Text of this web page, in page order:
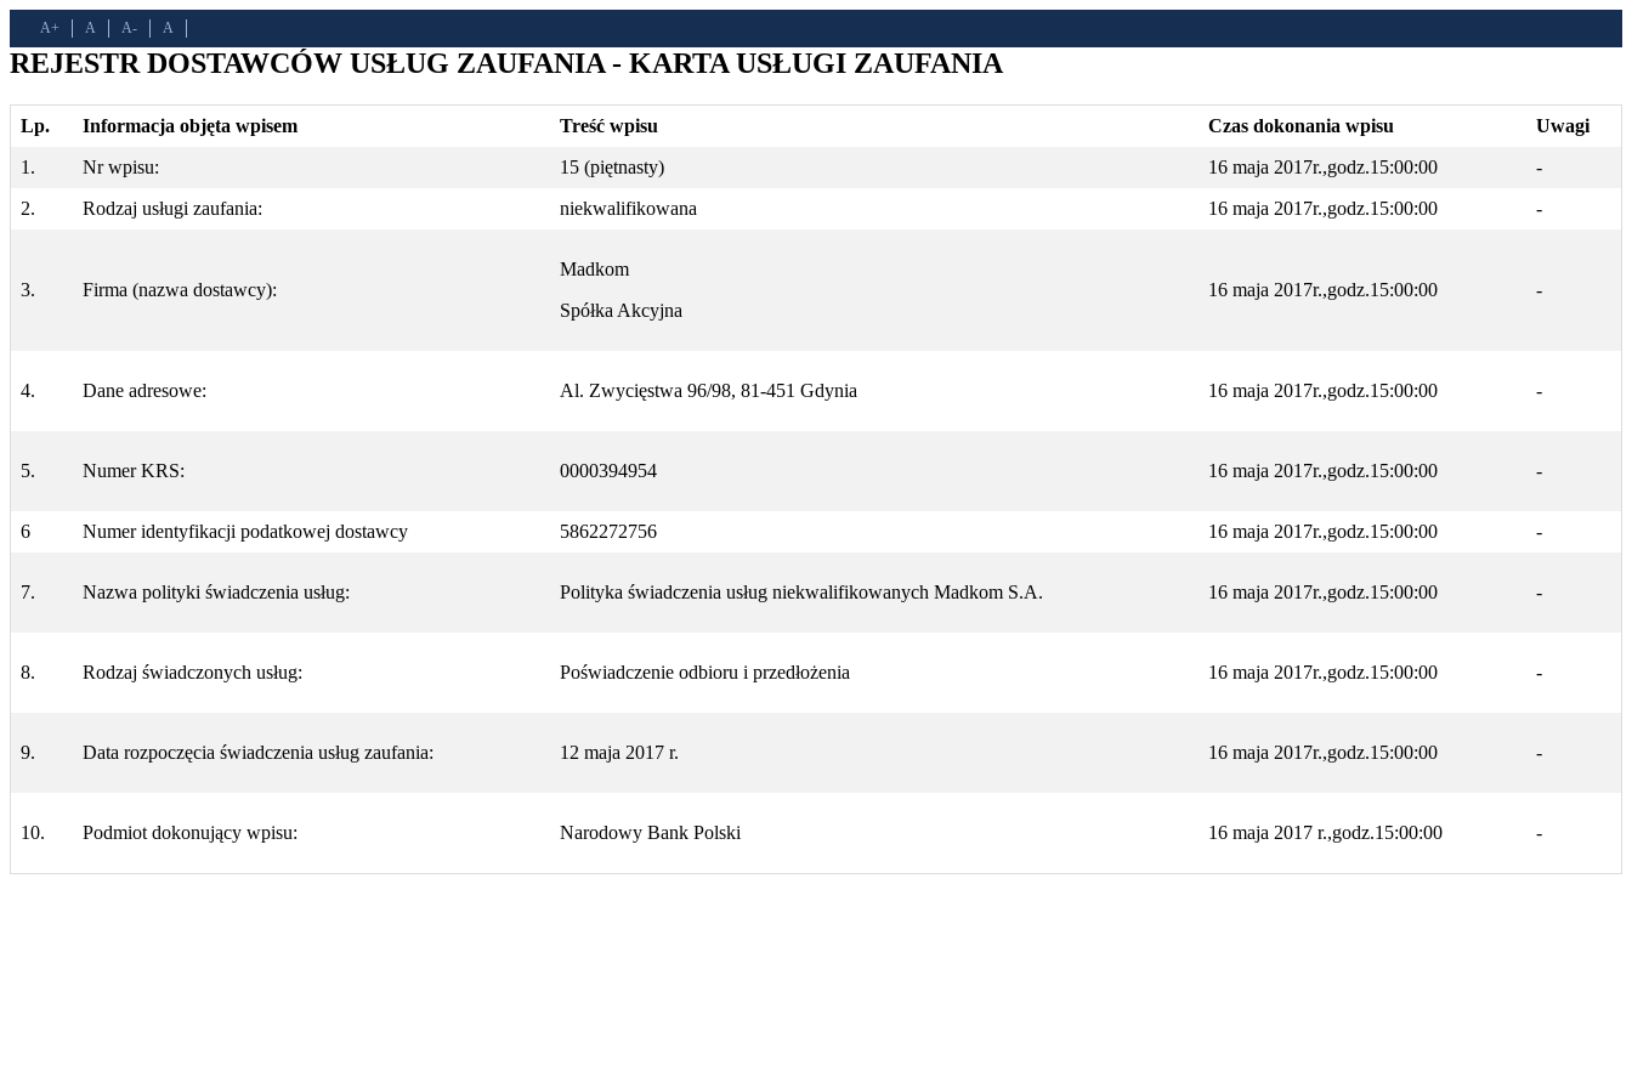
A+ A A- A
REJESTR DOSTAWCÓW USŁUG ZAUFANIA - KARTA USŁUGI ZAUFANIA
Lp. Informacja objęta wpisem Treść wpisu Czas dokonania wpisu
Uwagi
1.
Nr wpisu: 15 (piętnasty) 16 maja 2017r.,godz.15:00:00
-
2.
Rodzaj usługi zaufania: niekwalifikowana 16 maja 2017r.,godz.15:00:00 -
3. Firma (nazwa dostawcy):
Madkom
Spółka Akcyjna
16 maja 2017r.,godz.15:00:00 -
4. Dane adresowe: Al. Zwycięstwa 96/98, 81-451 Gdynia 16 maja 2017r.,godz.15:00:00 -
5. Numer KRS: 0000394954 16 maja 2017r.,godz.15:00:00 -
6 Numer identyfikacji podatkowej dostawcy 5862272756 16 maja 2017r.,godz.15:00:00 -
7. Nazwa polityki świadczenia usług: Polityka świadczenia usług niekwalifikowanych Madkom S.A. 16 maja 2017r.,godz.15:00:00 -
8. Rodzaj świadczonych usług: Poświadczenie odbioru i przedłożenia 16 maja 2017r.,godz.15:00:00 -
9. Data rozpoczęcia świadczenia usług zaufania: 12 maja 2017 r. 16 maja 2017r.,godz.15:00:00 -
10. Podmiot dokonujący wpisu: Narodowy Bank Polski 16 maja 2017 r.,godz.15:00:00 -